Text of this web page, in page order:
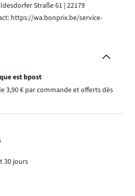
Straße 61 | 22179
https://wa.bonprix.be/service-
est bpost
3,90 € par commande et offerts dès
30 jours